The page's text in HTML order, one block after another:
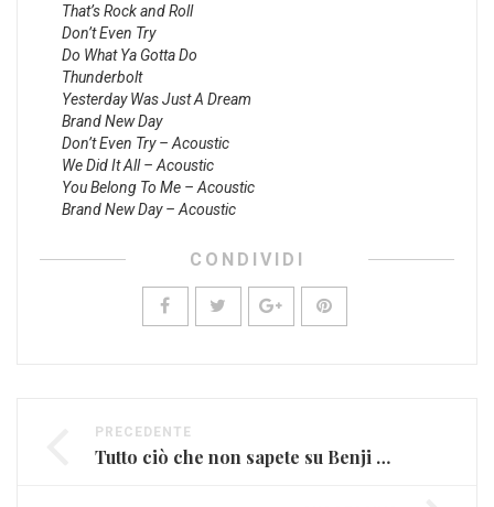
That’s Rock and Roll
Don’t Even Try
Do What Ya Gotta Do
Thunderbolt
Yesterday Was Just A Dream
Brand New Day
Don’t Even Try – Acoustic
We Did It All – Acoustic
You Belong To Me – Acoustic
Brand New Day – Acoustic
CONDIVIDI
PRECEDENTE
Tutto ciò che non sapete su Benji e Fede (FOTO E VIDEO)